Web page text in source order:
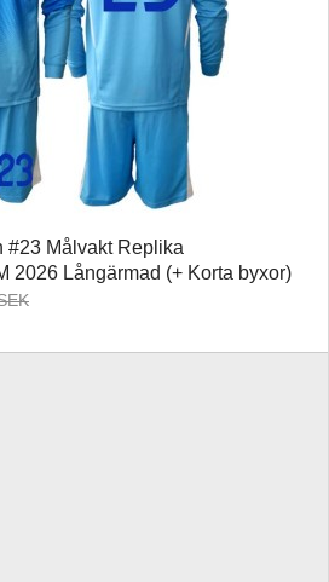
#23 Målvakt Replika
2026 Långärmad (+ Korta byxor)